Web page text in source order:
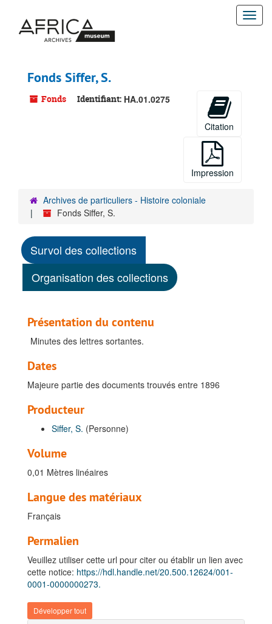
contenu
Fonds Siffer, S.
Fonds Identifiant: HA.01.0275
Citation
Impression
Archives de particuliers - Histoire coloniale
Fonds Siffer, S.
Survol des collections
Organisation des collections
Présentation du contenu
Minutes des lettres sortantes.
Dates
Majeure partie des documents trouvés entre 1896
Producteur
Siffer, S. (Personne)
Volume
0,01 Mètres linéaires
Langue des matériaux
Français
Permalien
Veuillez utiliser cette url pour citer ou établir un lien avec
cette notice: https://hdl.handle.net/20.500.12624/001-
0001-0000000273.
Développer tout